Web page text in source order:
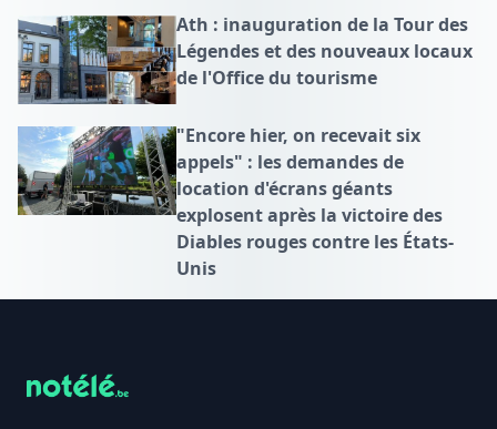
Ath : inauguration de la Tour des
Légendes et des nouveaux locaux
de l'Office du tourisme
"Encore hier, on recevait six
appels" : les demandes de
location d'écrans géants
explosent après la victoire des
Diables rouges contre les États-
Unis